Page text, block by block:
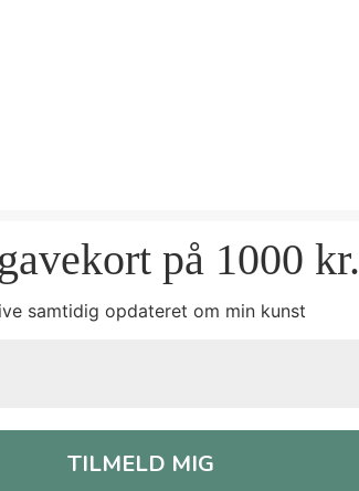
på 1000 kr.
samtidig opdateret om min kunst